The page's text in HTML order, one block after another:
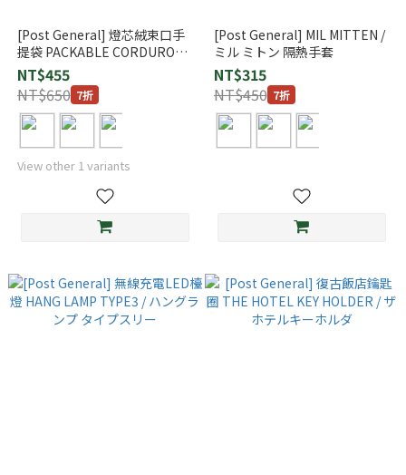
[Post General] 燈芯絨束口手
提袋 PACKABLE CORDUROY
BAG / パッカブル コーデュロ
イバッグ
NT$455
NT$650 7折
View other 1 variants
[Post General] MIL MITTEN /
ミル ミトン 隔熱手套
NT$315
NT$450 7折